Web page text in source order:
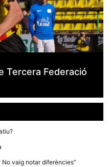
Tercera Federació
No vaig notar diferències”
són